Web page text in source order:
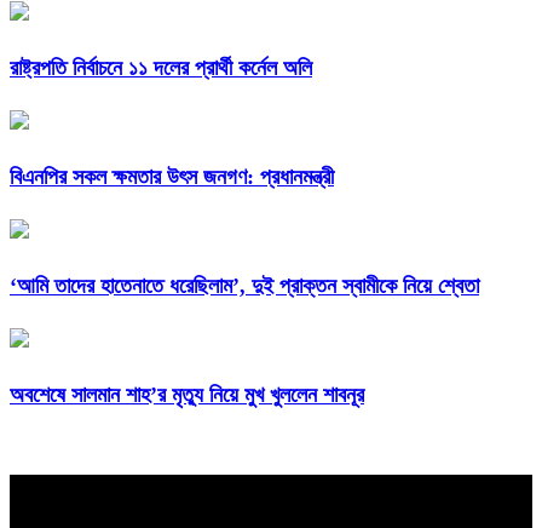
রাষ্ট্রপতি নির্বাচনে ১১ দলের প্রার্থী কর্নেল অলি
বিএনপির সকল ক্ষমতার উৎস জনগণ: প্রধানমন্ত্রী
‘আমি তাদের হাতেনাতে ধরেছিলাম’, দুই প্রাক্তন স্বামীকে নিয়ে শ্বেতা
অবশেষে সালমান শাহ’র মৃত্যু নিয়ে মুখ খুললেন শাবনূর